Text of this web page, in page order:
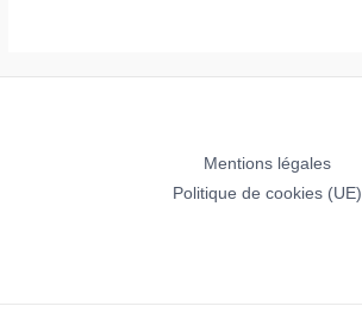
Mentions légales
Politique de cookies (UE)